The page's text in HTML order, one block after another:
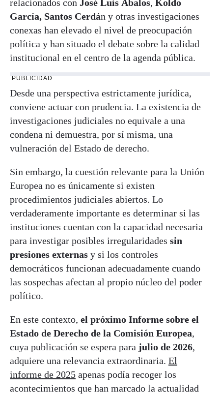
relacionados con José Luis Ábalos, Koldo
García, Santos Cerdán y otras investigaciones
conexas han elevado el nivel de preocupación
política y han situado el debate sobre la calidad
institucional en el centro de la agenda pública.
PUBLICIDAD
Desde una perspectiva estrictamente jurídica,
conviene actuar con prudencia. La existencia de
investigaciones judiciales no equivale a una
condena ni demuestra, por sí misma, una
vulneración del Estado de derecho.
Sin embargo, la cuestión relevante para la Unión
Europea no es únicamente si existen
procedimientos judiciales abiertos. Lo
verdaderamente importante es determinar si las
instituciones cuentan con la capacidad necesaria
para investigar posibles irregularidades sin
presiones externas y si los controles
democráticos funcionan adecuadamente cuando
las sospechas afectan al propio núcleo del poder
político.
En este contexto, el próximo Informe sobre el
Estado de Derecho de la Comisión Europea,
cuya publicación se espera para julio de 2026,
adquiere una relevancia extraordinaria. El
informe de 2025 apenas podía recoger los
acontecimientos que han marcado la actualidad